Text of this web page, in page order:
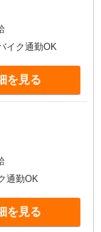
イク通勤OK
を見る
通勤OK
を見る